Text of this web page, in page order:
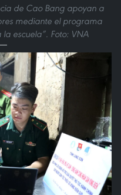
de Cao Bang apoyan a
mediante el programa
escuela”. Foto: VNA